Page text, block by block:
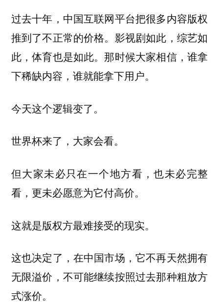
过去十年，中国互联网平台把很多内容版权
推到了不正常的价格。影视剧如此，综艺如
此，体育也是如此。那时候大家相信，谁拿
下稀缺内容，谁就能拿下用户。
今天这个逻辑变了。
世界杯来了，大家会看。
但大家未必只在一个地方看，也未必完整
看，更未必愿意为它付高价。
这就是版权方最难接受的现实。
这也决定了，在中国市场，它不再天然拥有
无限溢价，不可能继续按照过去那种粗放方
式涨价。